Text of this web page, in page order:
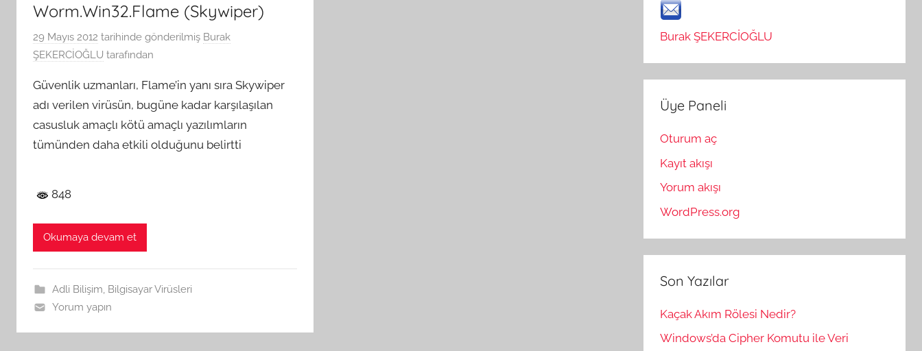
Worm.Win32.Flame (Skywiper)
29 Mayıs 2012 tarihinde gönderilmiş Burak
ŞEKERCİOĞLU tarafından
Güvenlik uzmanları, Flame’in yanı sıra Skywiper
adı verilen virüsün, bugüne kadar karşılaşılan
casusluk amaçlı kötü amaçlı yazılımların
tümünden daha etkili olduğunu belirtti
848
Okumaya devam et
Adli Bilişim Bilgisayar Virüsleri
Yorum yapın
Burak ŞEKERCİOĞLU
Üye Paneli
Oturum aç
Kayıt akışı
Yorum akışı
WordPress.org
Son Yazılar
Kaçak Akım Rölesi Nedir?
Windows’da Cipher Komutu ile Veri